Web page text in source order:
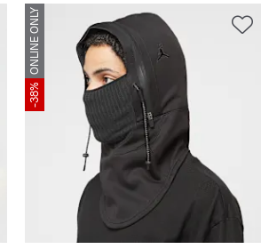
ONLINE ONLY
-38%